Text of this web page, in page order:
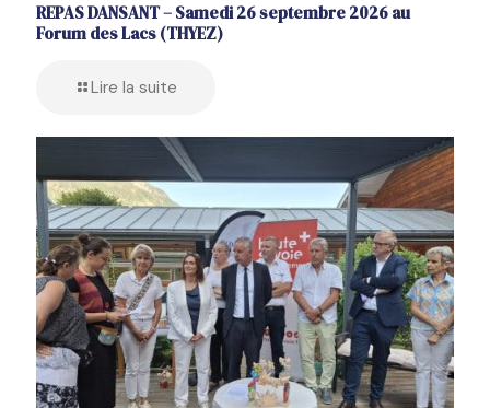
REPAS DANSANT – Samedi 26 septembre 2026 au
Forum des Lacs (THYEZ)
Lire la suite